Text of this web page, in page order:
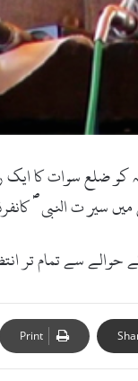
ضلع سوات کا ایک
میں سیر ت النبی
سے تمام تر
Print